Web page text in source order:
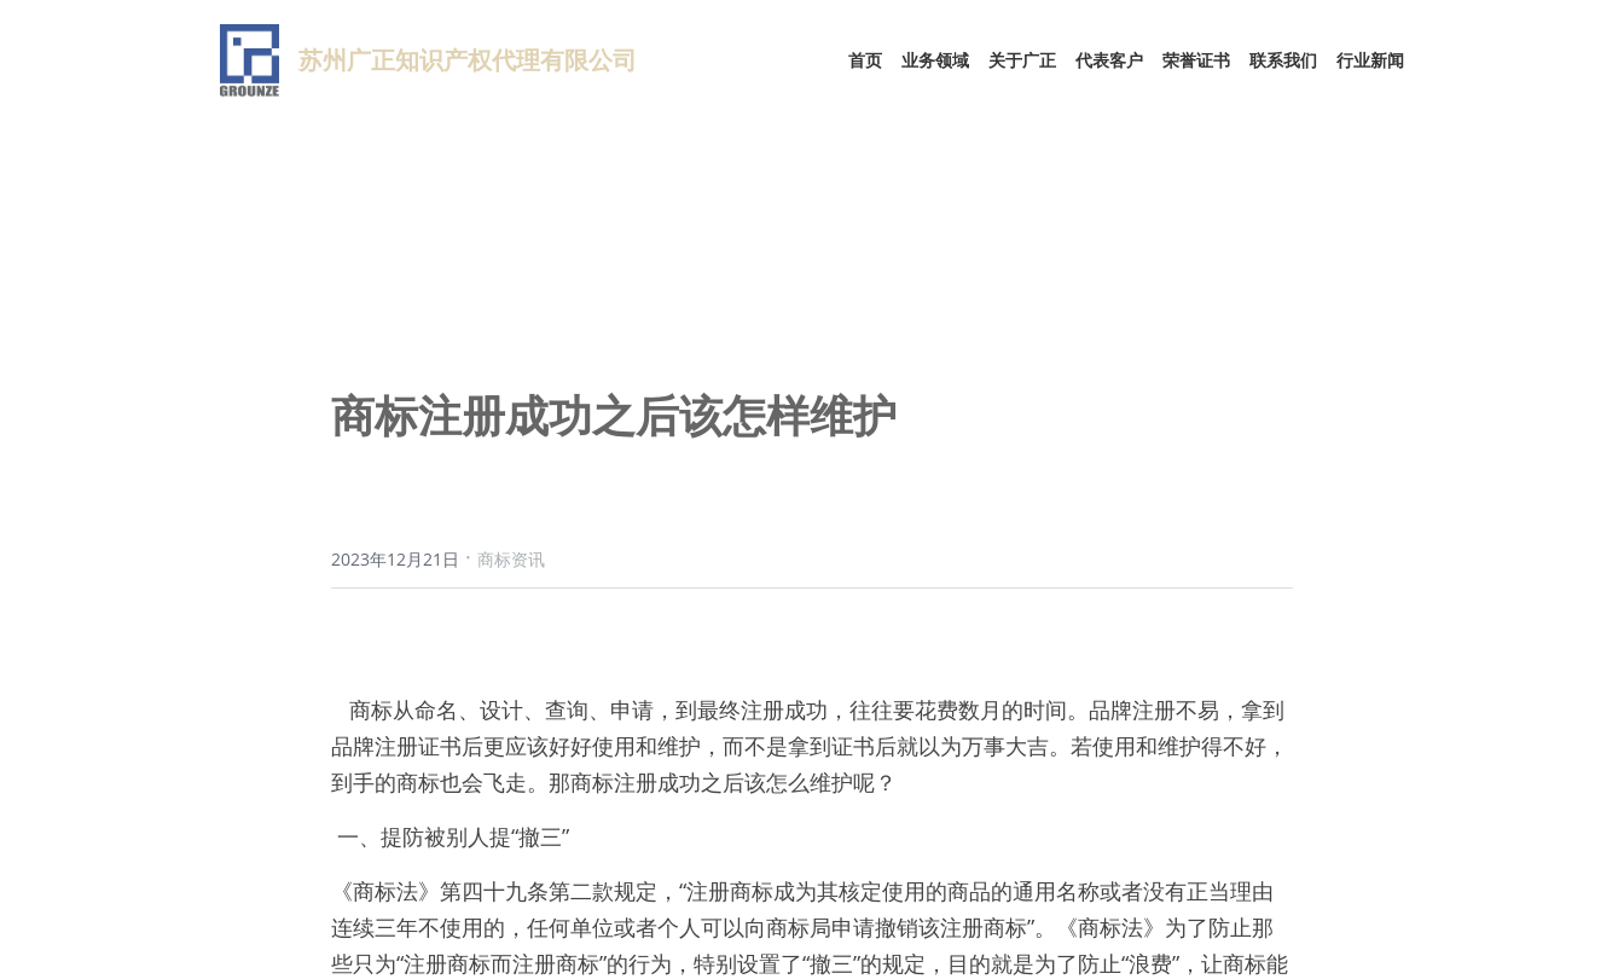
苏州广正知识产权代理有限公司 首页 业务领域 关于广正 代表客户 荣誉证书 联系我们 行业新闻
商标注册成功之后该怎样维护
2023年12月21日 · 商标资讯
品牌注册证书后更应该好好使用和维护，而不是拿到证书后就以为万事大吉。若使用和维护得不好，
到手的商标也会飞走。那商标注册成功之后该怎么维护呢？
一、提防被别人提“撤三”
《商标法》第四十九条第二款规定，“注册商标成为其核定使用的商品的通用名称或者没有正当理由
连续三年不使用的，任何单位或者个人可以向商标局申请撤销该注册商标”。《商标法》为了防止那
些只为“注册商标而注册商标”的行为，特别设置了“撤三”的规定，目的就是为了防止“浪费”，让商标能